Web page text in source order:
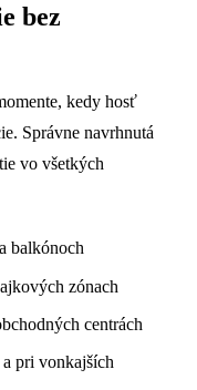
bez
kedy hosť
Správne navrhnutá
vo všetkých
balkónoch
zónach
centrách
a pri vonkajších